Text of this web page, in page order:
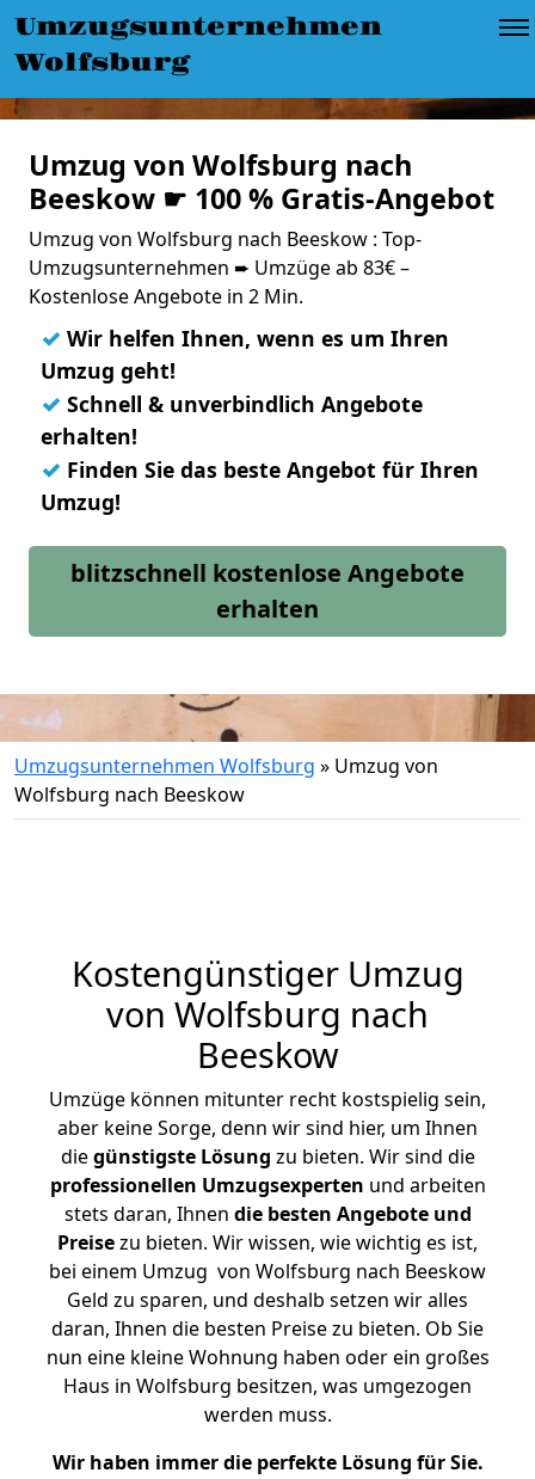
Umzugsunternehmen
Wolfsburg
Umzug von Wolfsburg nach
Beeskow ☛ 100 % Gratis-Angebot
Umzug von Wolfsburg nach Beeskow : Top-
Umzugsunternehmen ➨ Umzüge ab 83€ –
Kostenlose Angebote in 2 Min.
✓ Wir helfen Ihnen, wenn es um Ihren
Umzug geht!
✓ Schnell & unverbindlich Angebote
erhalten!
✓ Finden Sie das beste Angebot für Ihren
Umzug!
blitzschnell kostenlose Angebote
erhalten
Umzugsunternehmen Wolfsburg » Umzug von
Wolfsburg nach Beeskow
Kostengünstiger Umzug
von Wolfsburg nach
Beeskow
Umzüge können mitunter recht kostspielig sein,
aber keine Sorge, denn wir sind hier, um Ihnen
diegünstigste Lösung zu bieten. Wir sind die
professionellen Umzugsexperten und arbeiten
stets daran, Ihnen die besten Angebote und
Preisezu bieten. Wir wissen, wie wichtig es ist,
bei einem Umzug von Wolfsburg nach Beeskow
Geld zu sparen, und deshalb setzen wir alles
daran, Ihnen die besten Preise zu bieten. Ob Sie
nun eine kleine Wohnung haben oder ein großes
Haus in Wolfsburg besitzen, was umgezogen
werden muss.
Wir haben immer die perfekte Lösung für Sie.